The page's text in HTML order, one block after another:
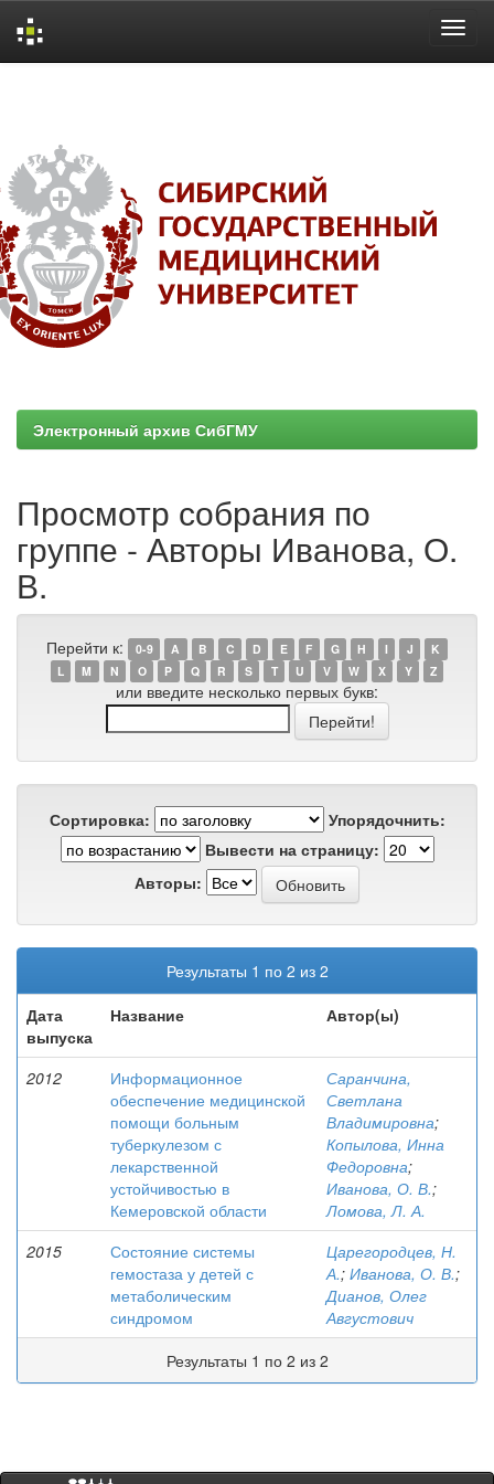
Электронный архив СибГМУ
Просмотр собрания по
группе - Авторы Иванова, О.
В.
Перейти к: 0-9 A B C D E F G H I J
K
L
M N O P Q R S T U V W X Y Z
или введите несколько первых букв:
Сортировка:
Упорядочнить:
Вывести на страницу:
Авторы:
Результаты 1 по 2 из 2
Дата
выпуска
Название Автор(ы)
2012
Информационное
обеспечение медицинской
помощи больным
туберкулезом с
лекарственной
устойчивостью в
Кемеровской области
Саранчина,
Светлана
Владимировна;
Копылова, Инна
Федоровна;
Иванова, О. В.;
Ломова, Л. А.
2015
Состояние системы
гемостаза у детей с
метаболическим
синдромом
Царегородцев, Н.
А.; Иванова, О. В.;
Дианов, Олег
Августович
Результаты 1 по 2 из 2